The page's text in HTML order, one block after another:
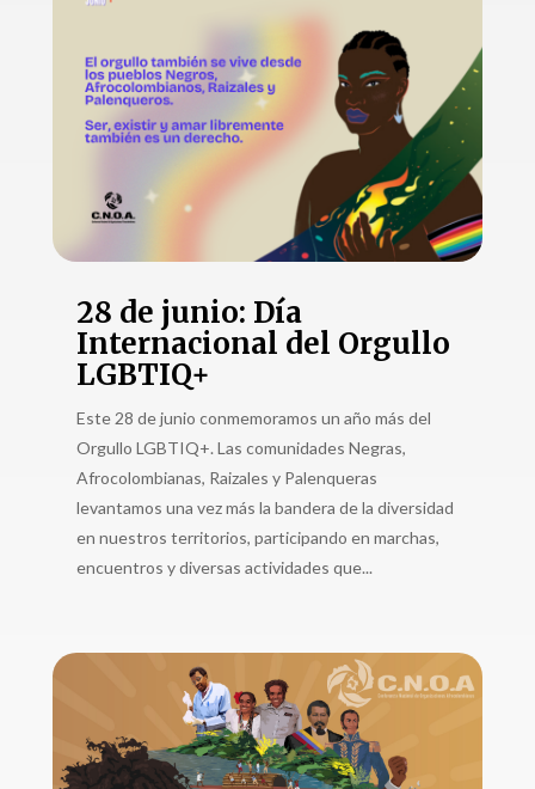
28 de junio: Día
Internacional del Orgullo
LGBTIQ+
Este 28 de junio conmemoramos un año más del
Orgullo LGBTIQ+. Las comunidades Negras,
Afrocolombianas, Raizales y Palenqueras
levantamos una vez más la bandera de la diversidad
en nuestros territorios, participando en marchas,
encuentros y diversas actividades que...